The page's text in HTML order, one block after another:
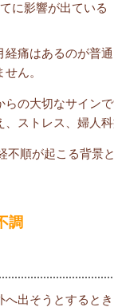
に影響が出ている
痛はあるのが普
ん。
の大切なサイン
ストレス、婦人
不順が起こる背景
調
へ出そうとすると